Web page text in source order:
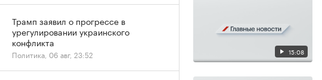
15:08
Трамп заявил о прогрессе в
урегулировании украинского
конфликта
Политика, 06 авг, 23:52